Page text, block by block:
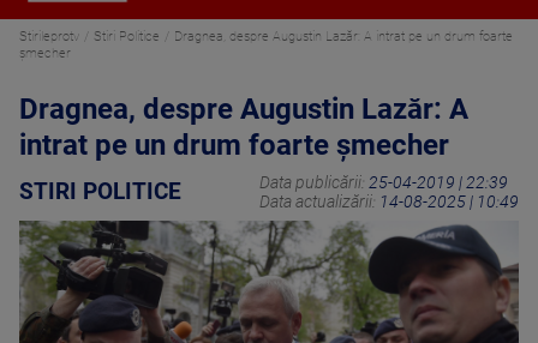
Stirileprotv Stiri Politice
Dragnea, despre Augustin Lazăr: A intrat pe un drum foarte
şmecher
Dragnea, despre Augustin Lazăr: A
intrat pe un drum foarte şmecher
STIRI POLITICE Data publicării: 25-04-2019 | 22:39
Data actualizării: 14-08-2025 | 10:49